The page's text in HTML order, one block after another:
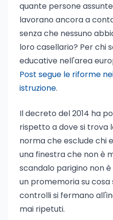
quante persone
lavorano ancora a
senza che nessuno
loro casellario? Per chi
educative nell'area
Post segue le riforme
istruzione.
Il decreto del 2014 ha
rispetto a dove si trova
norma che esclude chi
una finestra che non è
scandalo parigino non
un promemoria su cosa
controlli si fermano
mai ripetuti.